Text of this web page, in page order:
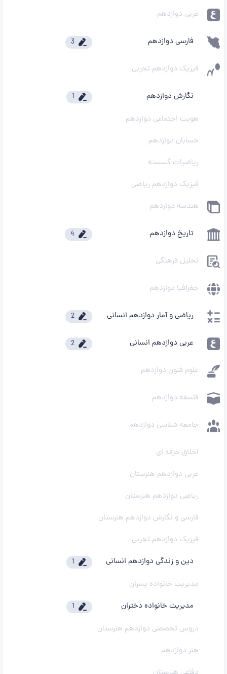
عربی دوازدهم
فارسی دوازدهم 3
فیزیک دوازدهم تجربی
نگارش دوازدهم 1
هویت اجتماعی دوازدهم
حسابان دوازدهم
ریاضیات گسسته
فیزیک دوازدهم ریاضی
هندسه دوازدهم
تاریخ دوازدهم 4
تحلیل فرهنگی
جغرافیا دوازدهم
ریاضی و آمار دوازدهم انسانی 2
عربی دوازدهم انسانی 2
علوم فنون دوازدهم
فلسفه دوازدهم
جامعه شناسی دوازدهم
اخلاق حرفه ای
عربی دوازدهم هنرستان
ریاضی دوازدهم هنرستان
فارسی و نگارش دوازدهم هنرستان
فیزیک دوازدهم تجربی
دین و زندگی دوازدهم انسانی
1
مدیریت خانواده پسران
مدیریت خانواده دختران
1
دروس تخصصی دوازدهم هنرستان
هنر دوازدهم